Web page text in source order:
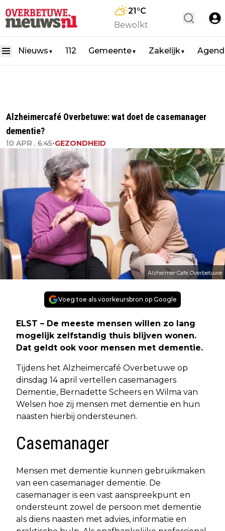
21°C
Bewolkt
Nieuws ▼ 112 Gemeente▼ Zakelijk▼
Alzheimercafé Overbetuwe: wat doet de casemanager
dementie?
10 APR , 6:45•GEZONDHEID
Alzheimer Café Overbetuwe
Voeg toe als voorkeursbron op Google
ELST – De meeste mensen willen zo lang
mogelijk zelfstandig thuis blijven wonen.
Dat geldt ook voor mensen met dementie.
Tijdens het Alzheimercafé Overbetuwe op
dinsdag 14 april vertellen casemanagers
Dementie, Bernadette Scheers en Wilma van
Welsen hoe zij mensen met dementie en hun
naasten hierbij ondersteunen.
Casemanager
Mensen met dementie kunnen gebruikmaken
van een casemanager dementie. De
casemanager is een vast aanspreekpunt en
ondersteunt zowel de persoon met dementie
als diens naasten met advies, informatie en